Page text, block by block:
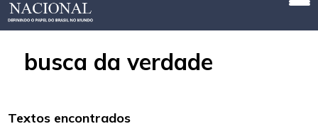
busca da verdade
Textos encontrados